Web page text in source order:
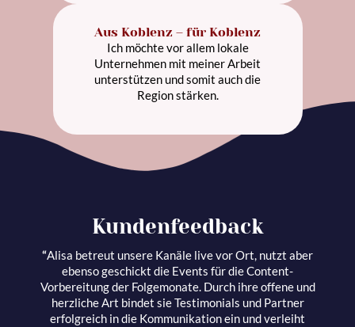
Aus Koblenz – für Koblenz
Ich möchte vor allem lokale
Unternehmen mit meiner Arbeit
unterstützen und somit auch die
Region stärken.
Kundenfeedback
“Alisa betreut unsere Kanäle live vor Ort, nutzt aber
ebenso geschickt die Events für die Content-
Vorbereitung der Folgemonate. Durch ihre offene und
herzliche Art bindet sie Testimonials und Partner
erfolgreich in die Kommunikation ein und verleiht